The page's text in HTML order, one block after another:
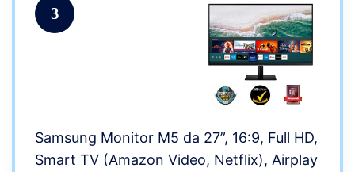
3
Samsung Monitor M5 da 27”, 16:9, Full HD,
Smart TV (Amazon Video, Netflix), Airplay